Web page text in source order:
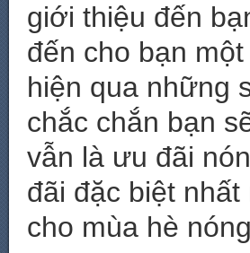
giới thiệu đến
đến cho bạn
hiện qua những
chắc chắn bạn
vẫn là ưu đãi
đãi đặc biệt
cho mùa hè